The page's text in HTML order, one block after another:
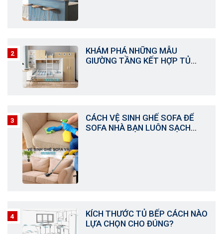
KHÁM PHÁ NHỮNG MẪU
GIƯỜNG TẦNG KẾT HỢP TỦ
CÁCH VỆ SINH GHẾ SOFA ĐỂ
SOFA NHÀ BẠN LUÔN SẠCH
KÍCH THƯỚC TỦ BẾP CÁCH NÀO
LỰA CHỌN CHO ĐÚNG?